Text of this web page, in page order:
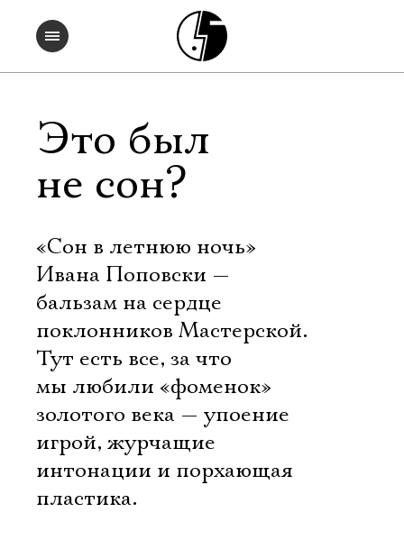
Это был
не сон?
«Сон в летнюю ночь»
Ивана Поповски —
бальзам на сердце
поклонников Мастерской.
Тут есть все, за что
мы любили «фоменок»
золотого века — упоение
игрой, журчащие
интонации и порхающая
пластика.